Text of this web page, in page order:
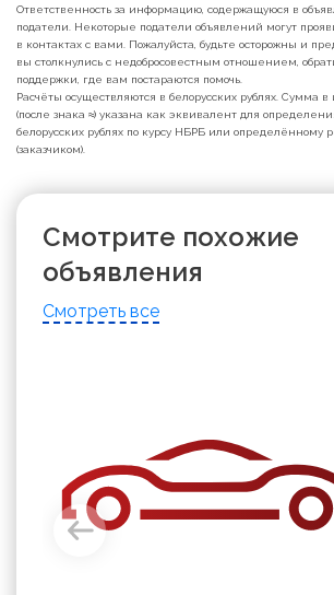
Ответственность за информацию, содержащуюся в
податели. Некоторые податели объявлений могут
в контактах с вами. Пожалуйста, будьте осторожны и
вы столкнулись с недобросовестным отношением,
поддержки, где вам постараются помочь.
Расчёты осуществляются в белорусских рублях. Сумма
(после знака ≈) указана как эквивалент для
белорусских рублях по курсу НБРБ или определённому
(заказчиком).
Смотрите похожие
объявления
Смотреть все